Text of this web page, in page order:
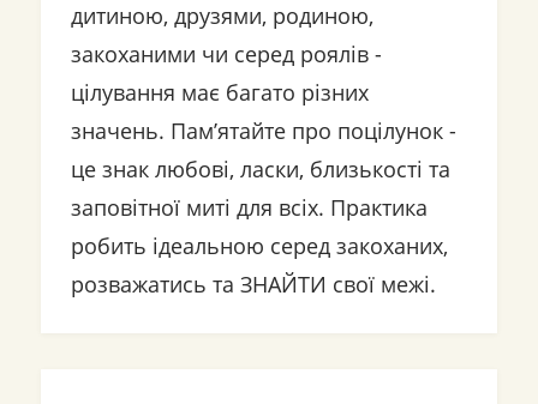
дитиною, друзями, родиною,
закоханими чи серед роялів -
цілування має багато різних
значень. Пам’ятайте про поцілунок -
це знак любові, ласки, близькості та
заповітної миті для всіх. Практика
робить ідеальною серед закоханих,
розважатись та ЗНАЙТИ свої межі.